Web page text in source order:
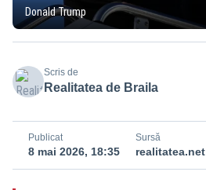
Donald Trump
Scris de
Realitatea de Braila
Publicat
8 mai 2026, 18:35
Sursă
realitatea.net